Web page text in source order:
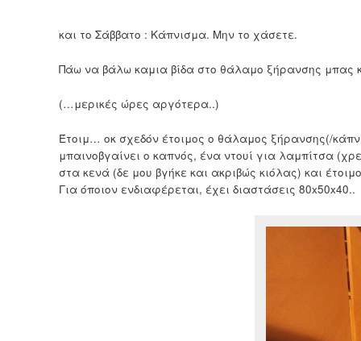
και το Σάββατο : Κάπνισμα. Μην το χάσετε.
Πάω να βάλω καμια βίδα στο θάλαμο ξήρανσης μπας
(…μερικές ώρες αργότερα..)
Έτοιμ… οκ σχεδόν έτοιμος ο θάλαμος ξήρανσης(/
μπαινοβγαίνει ο καπνός, ένα ντουί για λαμπίτσα
στα κενά (δε μου βγήκε και ακριβώς κιόλας) και
Για όποιον ενδιαφέρεται, έχει διαστάσεις 80x50x40..